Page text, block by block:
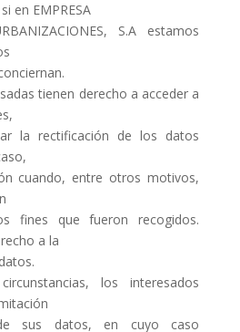
en EMPRESA
S.A estamos
tienen derecho a acceder a
la rectificación de los datos
cuando, entre otros motivos,
fines que fueron recogidos.
a la
los interesados
sus datos, en cuyo caso